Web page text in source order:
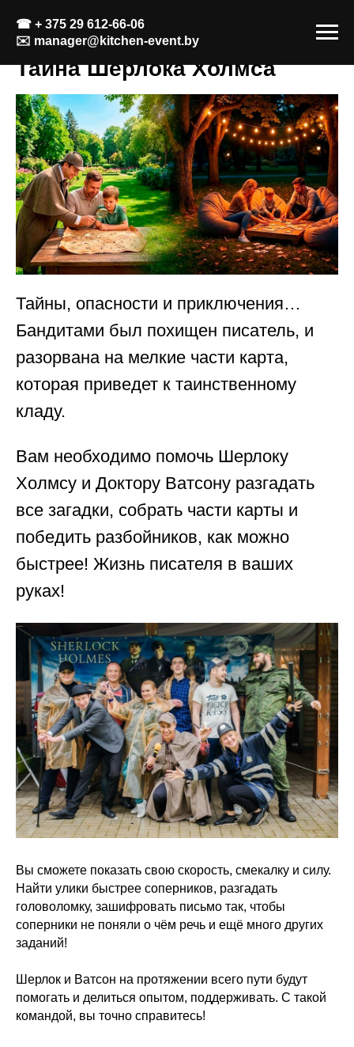
☎ + 375 29 612-66-06
✉️ manager@kitchen-event.by
Тайна Шерлока Холмса
Тайны, опасности и приключения…
Бандитами был похищен писатель, и
разорвана на мелкие части карта,
которая приведет к таинственному
кладу.
Вам необходимо помочь Шерлоку
Холмсу и Доктору Ватсону разгадать
все загадки, собрать части карты и
победить разбойников, как можно
быстрее! Жизнь писателя в ваших
руках!
Вы сможете показать свою скорость, смекалку и силу.
Найти улики быстрее соперников, разгадать
головоломку, зашифровать письмо так, чтобы
соперники не поняли о чём речь и ещё много других
заданий!
Шерлок и Ватсон на протяжении всего пути будут
помогать и делиться опытом, поддерживать. С такой
командой, вы точно справитесь!